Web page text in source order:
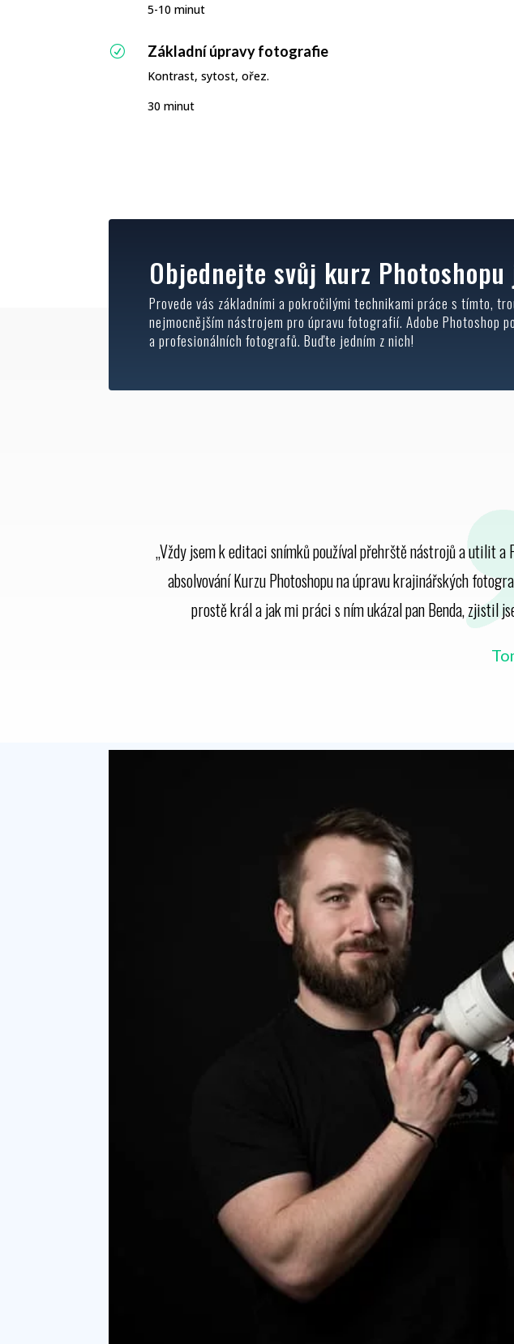
5-10 minut
R Základní úpravy fotografie
Kontrast, sytost, ořez.
30 minut
Objednejte svůj kurz
Provede vás základními a pokročilými technikami práce s tímto,
nejmocnějším nástrojem pro úpravu fotografií. Adobe Photoshop
a profesionálních fotografů. Buďte jedním z nich!
„Vždy jsem k editaci snímků používal přehrště nástrojů a utilit a
absolvování Kurzu Photoshopu na úpravu krajinářských
prostě král a jak mi práci s ním ukázal pan Benda, zjistil